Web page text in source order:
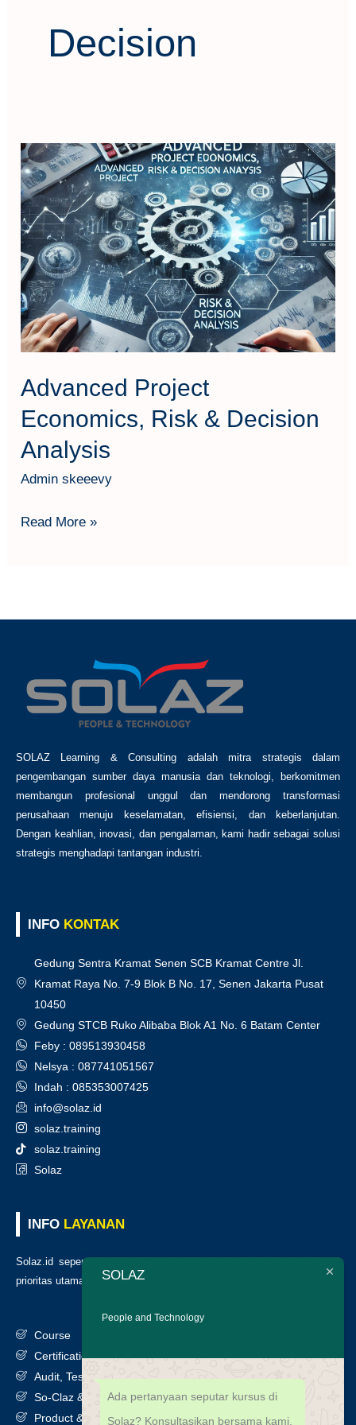
Decision
Advanced Project
Economics, Risk & Decision
Analysis
Admin skeeevy
Advanced
Project
Economics,
Risk
&
Decision
Analysis
Read More »
SOLAZ Learning & Consulting adalah mitra strategis dalam
pengembangan sumber daya manusia dan teknologi, berkomitmen
membangun profesional unggul dan mendorong transformasi
perusahaan menuju keselamatan, efisiensi, dan keberlanjutan.
Dengan keahlian, inovasi, dan pengalaman, kami hadir sebagai solusi
strategis menghadapi tantangan industri.
INFO KONTAK
Gedung Sentra Kramat Senen SCB Kramat Centre Jl.
Kramat Raya No. 7-9 Blok B No. 17, Senen Jakarta Pusat
10450
Gedung STCB Ruko Alibaba Blok A1 No. 6 Batam Center
Feby : 089513930458
Nelsya : 087741051567
Indah : 085353007425
info@solaz.id
solaz.training
solaz.training
Solaz
INFO LAYANAN
Solaz.id sepenuh hati melayani klien kami, kepuasan anda adalah
prioritas utama kami. Berikut daftar layanan kami
Course
Certification
Audit, Testing, Consultancy & Assessment
So-Claz & Smart Benchmark
Product & Services
SOLAZ
People and Technology
Ada pertanyaan seputar kursus di
Solaz? Konsultasikan bersama kami.